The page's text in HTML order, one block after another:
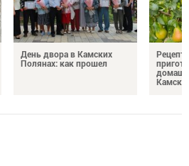
День двора в Камских
Полянах: как прошел